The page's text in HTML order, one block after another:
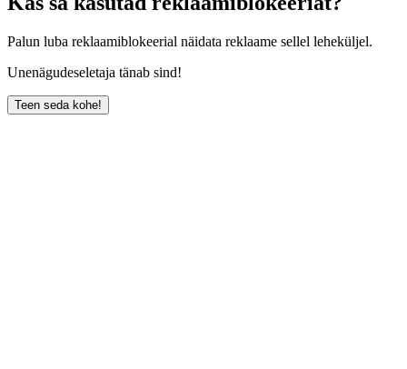
Palun luba reklaamiblokeerial näidata reklaame sellel leheküljel.
Unenägudeseletaja tänab sind!
Teen seda kohe!